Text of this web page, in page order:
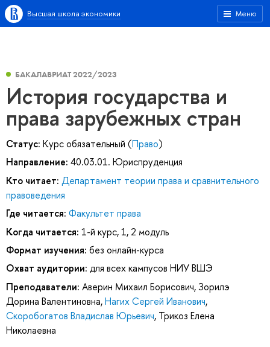
Меню
Высшая школа экономики
БАКАЛАВРИАТ 2022/2023
История государства и
права зарубежных стран
Статус: Курс обязательный (Право)
Направление: 40.03.01. Юриспруденция
Кто читает: Департамент теории права и сравнительного
правоведения
Где читается: Факультет права
Когда читается: 1-й курс, 1, 2 модуль
Формат изучения: без онлайн-курса
Охват аудитории: для всех кампусов НИУ ВШЭ
Преподаватели: Аверин Михаил Борисович, Зорилэ
Дорина Валентиновна,Нагих Сергей Иванович,
Скоробогатов Владислав Юрьевич, Трикоз Елена
Николаевна